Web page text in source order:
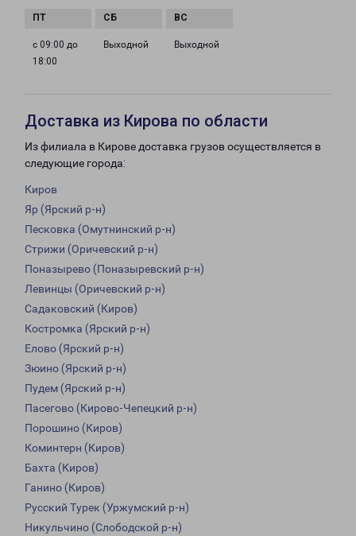
с 09:00 до
18:00
Выходной Выходной
Доставка из Кирова по области
Из филиала в Кирове доставка грузов осуществляется в
следующие города:
Киров
Яр (Ярский р-н)
Песковка (Омутнинский р-н)
Стрижи (Оричевский р-н)
Поназырево (Поназыревский р-н)
Левинцы (Оричевский р-н)
Садаковский (Киров)
Костромка (Ярский р-н)
Елово (Ярский р-н)
Зюино (Ярский р-н)
Пудем (Ярский р-н)
Пасегово (Кирово-Чепецкий р-н)
Порошино (Киров)
Коминтерн (Киров)
Бахта (Киров)
Ганино (Киров)
Русский Турек (Уржумский р-н)
Никульчино (Слободской р-н)